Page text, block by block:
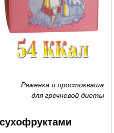
Ряженка и простокваша
для гречневой диеты